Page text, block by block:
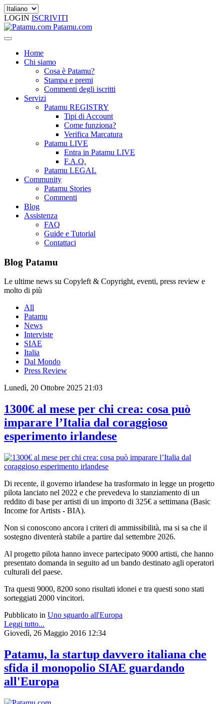
LOGIN ISCRIVITI
Patamu.com
Home
Chi siamo
Cosa è Patamu?
Stampa e premi
Commenti degli iscritti
Servizi
Patamu REGISTRY
Tipi di Account
Come funziona?
Verifica Marcatura
Patamu LIVE
Entra in Patamu LIVE
F.A.Q.
Patamu LEGAL
Community
Patamu Stories
Commenti
Blog
Assistenza
FAQ
Guide e Tutorial
Contattaci
Blog Patamu
Le ultime news su Copyleft & Copyright, eventi, press review e
molto di più
All
Patamu
News
Interviste
SIAE
Italia
Dal Mondo
Press Review
Lunedì, 20 Ottobre 2025 21:03
1300€ al mese per chi crea: cosa può
imparare l’Italia dal coraggioso
esperimento irlandese
Di recente, il governo irlandese ha trasformato in legge un progetto
pilota lanciato nel 2022 e che prevedeva lo stanziamento di un
reddito di base per artisti di un importo di 325€ a settimana (Basic
Income for Artists - BIA).
Non si conoscono ancora i criteri di ammissibilità, ma si sa che il
sostegno diventerà stabile a partire dal settembre 2026.
Al progetto pilota hanno invece partecipato 9000 artisti, che hanno
presentato domanda in seguito ad un bando destinato agli operatori
culturali del paese.
Tra questi 9000, 8200 sono risultati idonei e tra questi sono stati
sorteggiati 2000 vincitori.
Pubblicato in Uno sguardo all'Europa
Leggi tutto...
Giovedì, 26 Maggio 2016 12:34
Patamu, la startup davvero italiana che
sfida il monopolio SIAE guardando
all'Europa